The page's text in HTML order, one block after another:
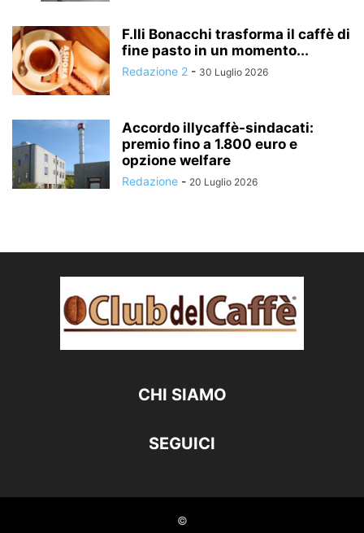
F.lli Bonacchi trasforma il caffè di
fine pasto in un momento...
Redazione 2 - 30 Luglio 2026
Accordo illycaffè-sindacati:
premio fino a 1.800 euro e
opzione welfare
Redazione - 20 Luglio 2026
CHI SIAMO
SEGUICI
©